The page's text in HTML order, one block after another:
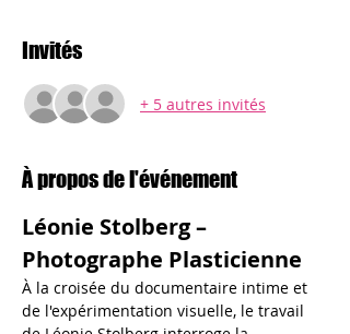
Invités
+ 5 autres invités
À propos de l'événement
Léonie Stolberg –
Photographe Plasticienne
À la croisée du documentaire intime et
de l'expérimentation visuelle, le travail